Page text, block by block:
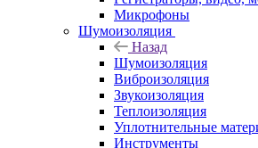
Микрофоны
Шумоизоляция
Назад
Шумоизоляция
Виброизоляция
Звукоизоляция
Теплоизоляция
Уплотнительные
Инструменты